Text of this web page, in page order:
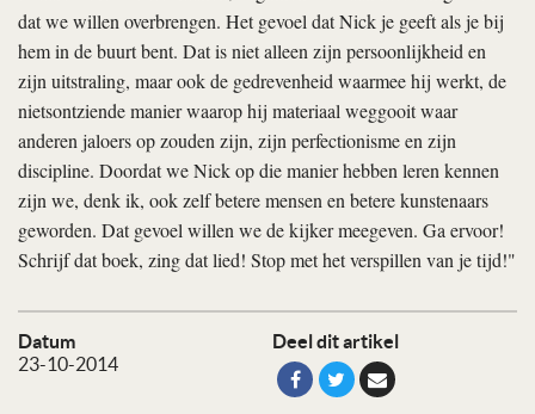
Datum
23-10-2014
Deel dit artikel
dat we willen overbrengen. Het gevoel dat Nick je geeft als je bij
hem in de buurt bent. Dat is niet alleen zijn persoonlijkheid en
zijn uitstraling, maar ook de gedrevenheid waarmee hij werkt, de
nietsontziende manier waarop hij materiaal weggooit waar
anderen jaloers op zouden zijn, zijn perfectionisme en zijn
discipline. Doordat we Nick op die manier hebben leren kennen
zijn we, denk ik, ook zelf betere mensen en betere kunstenaars
geworden. Dat gevoel willen we de kijker meegeven. Ga ervoor!
Schrijf dat boek, zing dat lied! Stop met het verspillen van je tijd!"